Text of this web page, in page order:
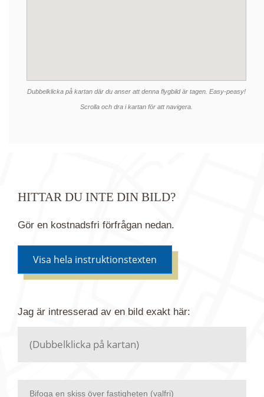
Dubbelklicka på kartan där du anser att denna flygbild är tagen. Easy-peasy!
Scrolla och dra i kartan för att navigera.
HITTAR DU INTE DIN BILD?
Gör en kostnadsfri förfrågan nedan.
Visa hela instruktionstexten
förfrågan. Vi har flera miljoner bilder i vårt arkiv
Jag är intresserad av en bild exakt här:
Bifoga en skiss över fastigheten (valfri)